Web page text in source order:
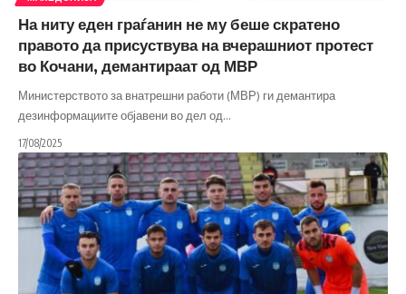
На ниту еден граѓанин не му беше скратено
правото да присуствува на вчерашниот протест
во Кочани, демантираат од МВР
Министерството за внатрешни работи (МВР) ги демантира
дезинформациите објавени во дел од…
17/08/2025